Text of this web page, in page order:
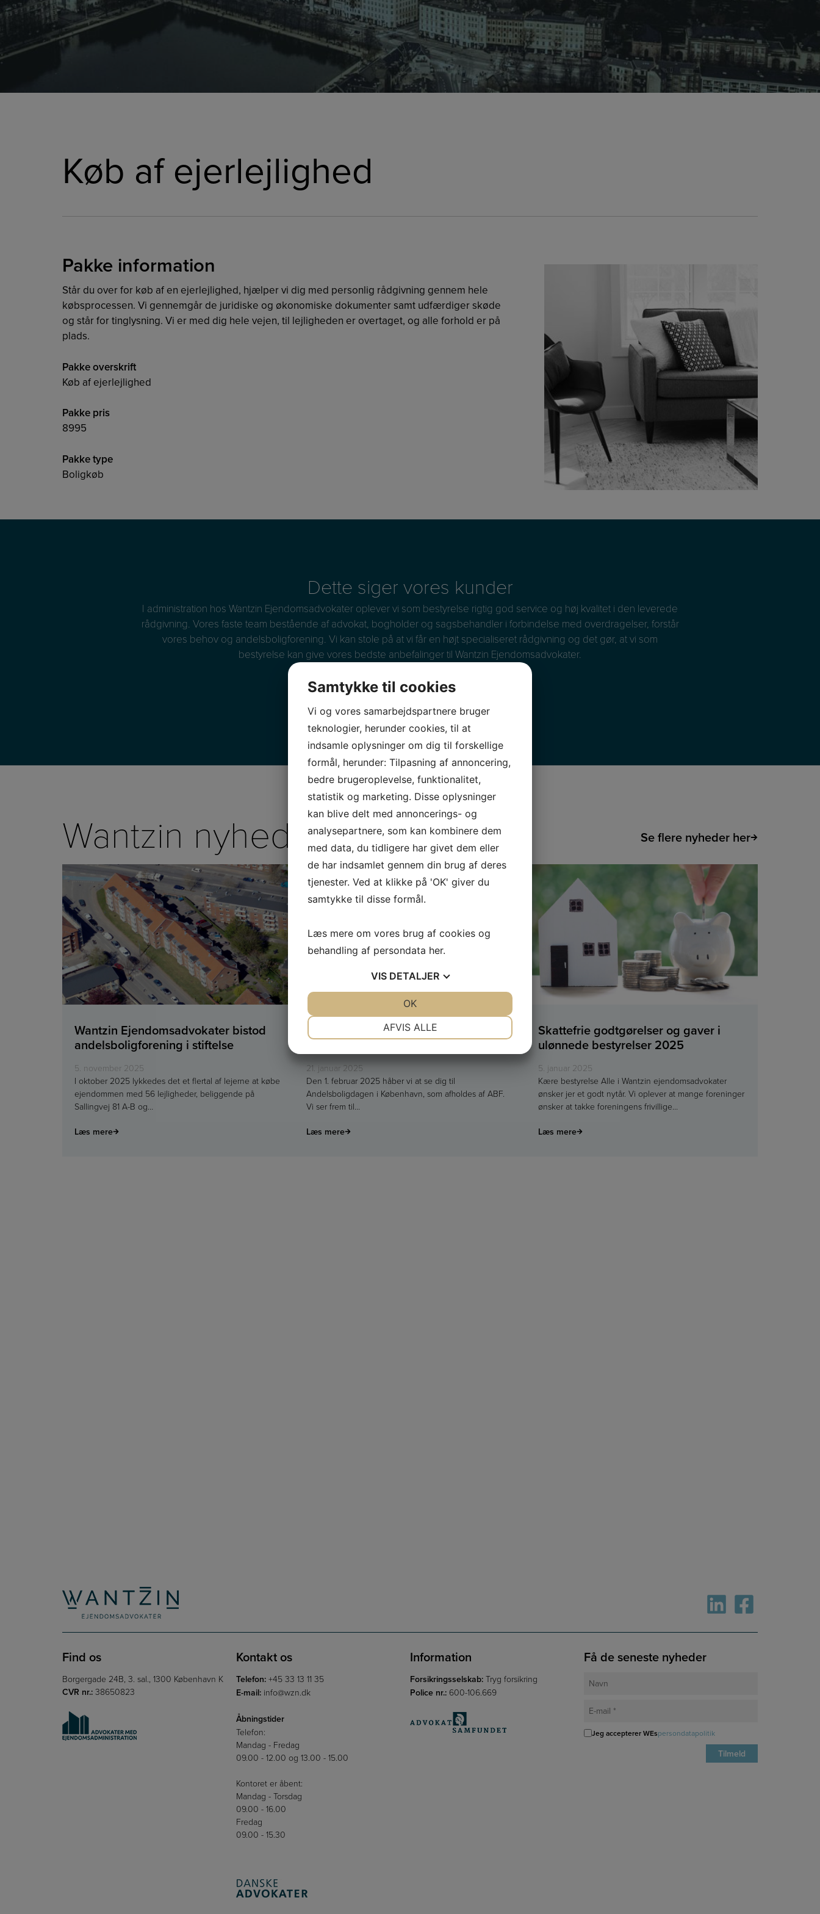
Køb af ejerlejlighed
Pakke information
Står du over for køb af en ejerlejlighed, hjælper vi dig med personlig rådgivning gennem hele
købsprocessen. Vi gennemgår de juridiske og økonomiske dokumenter samt udfærdiger skøde
og står for tinglysning. Vi er med dig hele vejen, til lejligheden er overtaget, og alle forhold er på
plads.
Pakke overskrift
Køb af ejerlejlighed
Pakke pris
8995
Pakke type
Boligkøb
Dette siger vores kunder
I administration hos Wantzin Ejendomsadvokater oplever vi som bestyrelse rigtig god service og høj kvalitet i den leverede
rådgivning. Vores faste team bestående af advokat, bogholder og sagsbehandler i forbindelse med overdragelser, forstår
vores behov og andelsboligforening. Vi kan stole på at vi får en højt specialiseret rådgivning og det gør, at vi som
bestyrelse kan give vores bedste anbefalinger til Wantzin Ejendomsadvokater.
– A/B Gilbjerggård
Wantzin nyheder Se flere nyheder her
Wantzin Ejendomsadvokater bistod
andelsboligforening i stiftelse
5. november 2025
I oktober 2025 lykkedes det et flertal af lejerne at købe
ejendommen med 56 lejligheder, beliggende på
Sallingvej 81 A-B og…
Læs mere
Mød Wantzin Ejendomsadvokater til
Andelsboligdagen i København
21. januar 2025
Den 1. februar 2025 håber vi at se dig til
Andelsboligdagen i København, som afholdes af ABF.
Vi ser frem til…
Læs mere
Skattefrie godtgørelser og gaver i
ulønnede bestyrelser 2025
5. januar 2025
Kære bestyrelse Alle i Wantzin ejendomsadvokater
ønsker jer et godt nytår. Vi oplever at mange foreninger
ønsker at takke foreningens frivillige…
Læs mere
Find os
Borgergade 24B, 3. sal., 1300 København K
CVR nr.: 38650823
Kontakt os
Telefon: +45 33 13 11 35
E-mail: info@wzn.dk
Åbningstider
Telefon:
Mandag - Fredag
09.00 - 12.00 og 13.00 - 15.00
Kontoret er åbent:
Mandag - Torsdag
09.00 - 16.00
Fredag
09.00 - 15.30
Information
Forsikringsselskab: Tryg forsikring
Police nr.: 600-106.669
Få de seneste nyheder
Jeg accepterer WEspersondatapolitik
Samtykke til cookies
Vi og vores samarbejdspartnere bruger
teknologier, herunder cookies, til at
indsamle oplysninger om dig til forskellige
formål, herunder: Tilpasning af annoncering,
bedre brugeroplevelse, funktionalitet,
statistik og marketing. Disse oplysninger
kan blive delt med annoncerings- og
analysepartnere, som kan kombinere dem
med data, du tidligere har givet dem eller
de har indsamlet gennem din brug af deres
tjenester. Ved at klikke på 'OK' giver du
samtykke til disse formål.
Læs mere om vores brug af cookies og
behandling af persondata her.
VIS DETALJER
MARKETING
AFVIS ALLE
OK